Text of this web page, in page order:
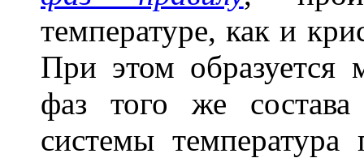
температуре, как и
При этом образуется
фаз того же
системы